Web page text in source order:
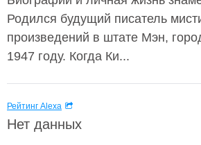
Родился будущий писатель
произведений в штате Мэн,
1947 году. Когда Ки...
Рейтинг Alexa
Нет данных